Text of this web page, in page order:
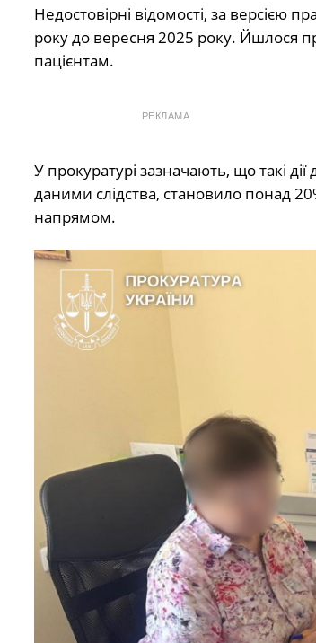
Недостовірні відомості, за версією
року до вересня 2025 року. Йшлося
пацієнтам.
РЕКЛАМА
У прокуратурі зазначають, що такі
даними слідства, становило понад
напрямом.